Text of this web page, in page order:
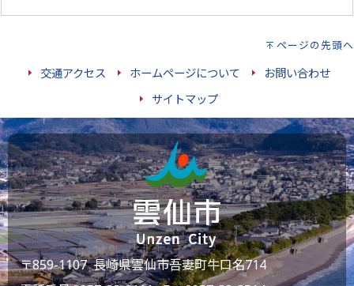
ページの先頭へ
交通アクセス ホームページについて
お問い合わせ
サイトマップ
〒859-1107 長崎県雲仙市吾妻町牛口名714